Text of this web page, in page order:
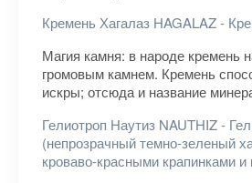
Кремень Хагалаз HAGALAZ -
Магия камня: в народе кремень
громовым камнем. Кремень
искры; отсюда и название
Гелиотроп Наутиз NAUTHIZ -
(непрозрачный темно-зеленый
кроваво-красными крапинками и